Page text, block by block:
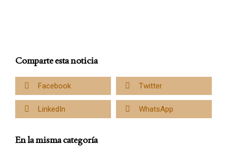
Comparte esta noticia
Facebook Twitter
LinkedIn WhatsApp
En la misma categoría